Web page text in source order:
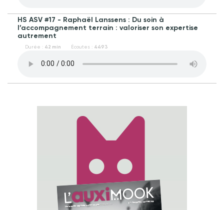
HS ASV #17 - Raphaël Lanssens : Du soin à
l’accompagnement terrain : valoriser son expertise
autrement
Durée : 42 min Écoutes : 4493